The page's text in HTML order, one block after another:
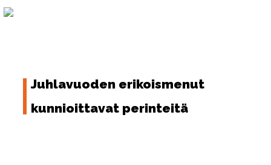
Skip
to
Juhlavuoden erikoismenut
kunnioittavat perinteitä